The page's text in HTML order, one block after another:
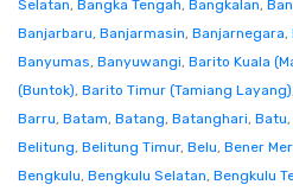
Selatan, Bangka Tengah, Bangkalan,
Banjarbaru, Banjarmasin, Banjarnegara,
Banyumas, Banyuwangi, Barito Kuala
(Buntok), Barito Timur (Tamiang Layang)
Barru, Batam, Batang, Batanghari, Batu,
Belitung, Belitung Timur, Belu, Bener
Bengkulu, Bengkulu Selatan, Bengkulu